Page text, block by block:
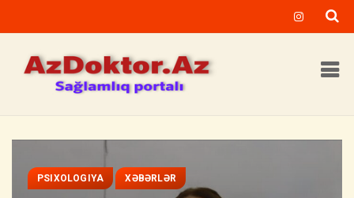
PSIXOLOGIYA XƏBƏRLƏR